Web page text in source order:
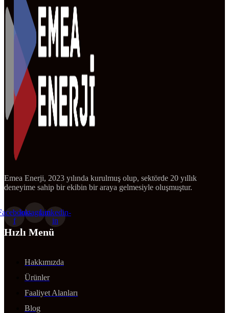
Emea Enerji, 2023 yılında kurulmuş olup, sektörde 20 yıllık
deneyime sahip bir ekibin bir araya gelmesiyle oluşmuştur.
f
InstagramLinkedin-
in
Hızlı Menü
Hakkımızda
Ürünler
Faaliyet Alanları
Blog